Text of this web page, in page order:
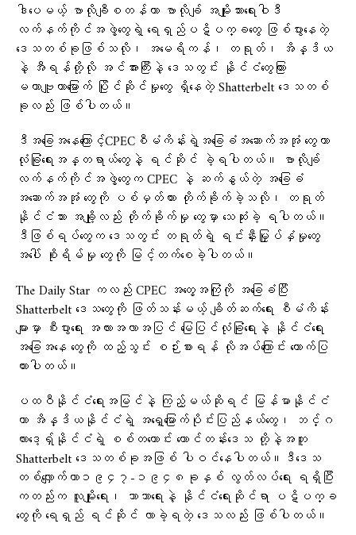
ဒါပေမယ့် ဗာလိုချီစတန်ဟာ ဗာလိုချ် အမျိုးသားရေးဝါဒီ
လက်နက်ကိုင်အဖွဲ့တွေရဲ့ ရေရှည်ပဋိပက္ခတွေ ဖြစ်ပွားနေတဲ့
ဒေသတစ်ခုဖြစ်သလို၊ အမေရိကန်၊ တရုတ်၊ အိန္ဒိယ
နဲ့ အီရန်တို့လို အင်အားကြီးနဲ့ ဒေသတွင်း နိုင်ငံတွေကြား
မဟာဗျူဟာမြောက် ပြိုင်ဆိုင်မှုတွေ ရှိနေတဲ့ Shatterbelt ဒေသတစ်
ခုလည်း ဖြစ်ပါတယ်။
ဒီအခြေအနေကြောင့်CPECစီမံကိန်းရဲ့အခြေခံအဆောက်အအုံ တွေဟာ
လုံခြုံရေးအန္တရာယ်တွေနဲ့ ရင်ဆိုင် ခဲ့ရပါတယ်။ ဗာလိုချ်
လက်နက်ကိုင်အဖွဲ့တွေက CPEC နဲ့ ဆက်နွယ်တဲ့ အခြေခံ
အဆောက်အအုံ တွေကို ပစ်မှတ်ထား တိုက်ခိုက်ခဲ့သလို၊ တရုတ်
နိုင်ငံသား အချို့လည်း တိုက်ခိုက်မှု တွေမှာ သေဆုံးခဲ့ ရပါတယ်။
ဒီဖြစ်ရပ်တွေက ဒေသတွင်း တရုတ်ရဲ့ ရင်းနှီးမြှုပ်နှံမှုတွေ
အပေါ် စိုးရိမ်မှု တွေကို မြင့်တက်စေခဲ့ပါတယ်။
The Daily Star ကလည်း CPEC အတွေ့အကြုံကို အခြေခံပြီး
Shatterbelt ဒေသတွေကို ဖြတ်သန်းမယ့် ချိတ်ဆက်ရေး စီမံကိန်း
များမှာ စီးပွားရေး အလားအလာအပြင် မြေပြင်လုံခြုံရေးနဲ့ နိုင်ငံရေး
အခြေအနေ တွေကို ထည့်သွင်း စဉ်းစားရန် လိုအပ်ကြောင်း ထောက်ပြ
ထားပါတယ်။
ပထဝီနိုင်ငံရေးအမြင်နဲ့ ကြည့်မယ်ဆိုရင် မြန်မာနိုင်ငံ
ဟာ အိန္ဒိယနိုင်ငံရဲ့ အရှေ့မြောက်ပိုင်းပြည်နယ်တွေ၊ ဘင်္ဂ
လားဒေ့ရှ်နိုင်ငံရဲ့ စစ်တကောင်း တောင်တန်းဒေသ တို့နဲ့အတူ
Shatterbelt ဒေသတစ်ခုအဖြစ် ပါဝင်နေပါတယ်။ဒီဒေသ
တစ်လျှောက်ဟာ၁၉၄၇-၁၉၄၈ခုနှစ် လွတ်လပ်ရေး ရရှိပြီး
ကတည်းက လူမျိုးရေး၊ ဘာသာရေးနဲ့ နိုင်ငံရေးဆိုင်ရာ ပဋိပက္ခ
တွေကို ရေရှည် ရင်ဆိုင် လာခဲ့ရတဲ့ ဒေသလည်း ဖြစ်ပါတယ်။